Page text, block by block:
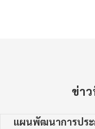
ข่า
แผนพัฒนาการปร